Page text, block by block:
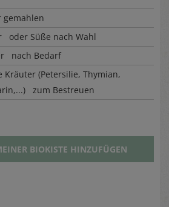
gemahlen
oder Süße nach Wahl
nach Bedarf
Kräuter (Petersilie, Thymian,
zum Bestreuen
BIOKISTE HINZUFÜGEN